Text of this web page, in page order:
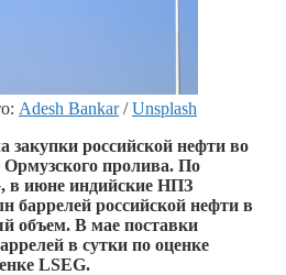
Adesh Bankar/Unsplash
закупки российской нефти во
Ормузского пролива. По
в июне индийские НПЗ
баррелей российской нефти в
объем. В мае поставки
в сутки по оценке
LSEG.